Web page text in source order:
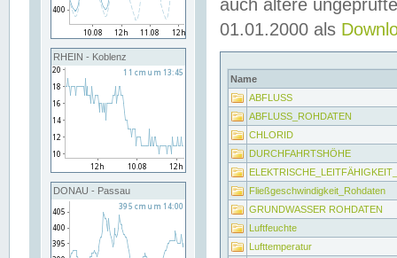
RHEIN - Koblenz
DONAU - Passau
auch ältere
01.01.2000 als
Name
ABFLUSS
ABFLUSS_ROHDATEN
CHLORID
DURCHFAHRTSHÖHE
Fließgeschwindigkeit_Rohdaten
GRUNDWASSER ROHDATEN
Luftfeuchte
Lufttemperatur